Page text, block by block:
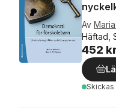
Av
Häftad,
452 kr
Skickas